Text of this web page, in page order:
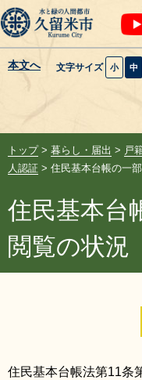
本文へ 文字サイズ 小 中
暮らし・届出
健康・医療・福祉
観光魅力・イベン
創業・産業・ビジ
リンク集
トップ> 暮らし・届出 > 戸
人認証 > 住民基本台帳の一
住民基本台
閲覧の状況
住民基本台帳法第11条